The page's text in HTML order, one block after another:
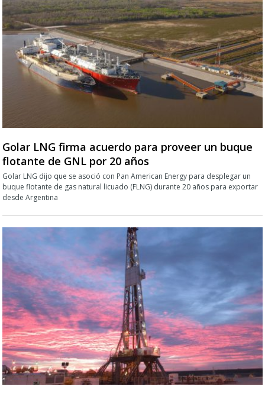
Golar LNG firma acuerdo para proveer un buque
flotante de GNL por 20 años
Golar LNG dijo que se asoció con Pan American Energy para desplegar un
buque flotante de gas natural licuado (FLNG) durante 20 años para exportar
desde Argentina